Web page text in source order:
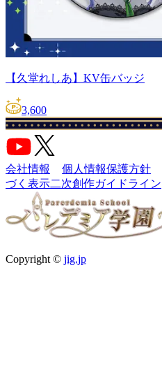
【久堂れしあ】KV缶バッジ
3,600
会社情報 個人情報保護方針
づく表示二次創作ガイドライン
Copyright © jig.jp